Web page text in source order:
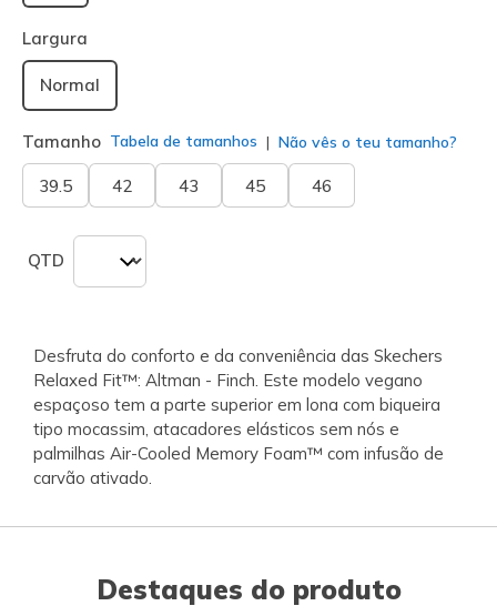
selecionado
Largura
Normal
Tamanho Tabela de tamanhos Não vês o teu tamanho?
39.5 42 43 45 46
QTD
Desfruta do conforto e da conveniência das Skechers
Relaxed Fit™: Altman - Finch. Este modelo vegano
espaçoso tem a parte superior em lona com biqueira
tipo mocassim, atacadores elásticos sem nós e
palmilhas Air-Cooled Memory Foam™ com infusão de
carvão ativado.
Destaques do produto